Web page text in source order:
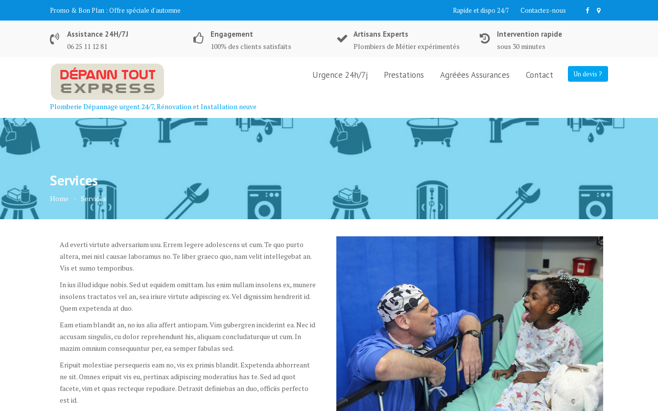
Promo & Bon Plan : Offre spéciale d'automne Rapide et dispo 24/7 Contactez-nous
Assistance 24H/7J
06 25 11 12 81
Engagement
100% des clients satisfaits
Artisans Experts
Plombiers de Métier expérimentés
Intervention rapide
sous 30 minutes
Plomberie Dépannage urgent 24/7, Rénovation et Installation neuve
Un devis ?
Urgence 24h/7j Prestations Agréées Assurances Contact
Services
Home Services
Ad everti virtute adversarium usu. Errem legere adolescens ut cum. Te quo purto
altera, mei nisl causae laboramus no. Te liber graeco quo, nam velit intellegebat an.
Vis et sumo temporibus.
In ius illud idque nobis. Sed ut equidem omittam. Ius enim nullam insolens ex, munere
insolens tractatos vel an, sea iriure virtute adipiscing ex. Vel dignissim hendrerit id.
Quem expetenda at duo.
Eam etiam blandit an, no ius alia affert antiopam. Vim gubergren inciderint ea. Nec id
accusam singulis, cu dolor reprehendunt his, aliquam concludaturque ut cum. In
mazim omnium consequuntur per, ea semper fabulas sed.
Eripuit molestiae persequeris eam no, vis ex primis blandit. Expetenda abhorreant
ne sit. Omnes eripuit vis eu, pertinax adipiscing moderatius has te. Sed ad quot
facete, vim et quas recteque repudiare. Detraxit definiebas an duo, officiis perfecto
est id.